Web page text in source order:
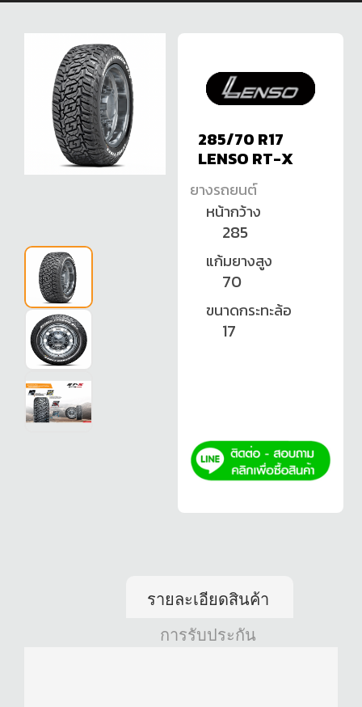
285/70 R17
LENSO RT-X
ยางรถยนต์
หน้ากว้าง
285
แก้มยางสูง
70
ขนาดกระทะล้อ
17
รายละเอียดสินค้า
การรับประกัน